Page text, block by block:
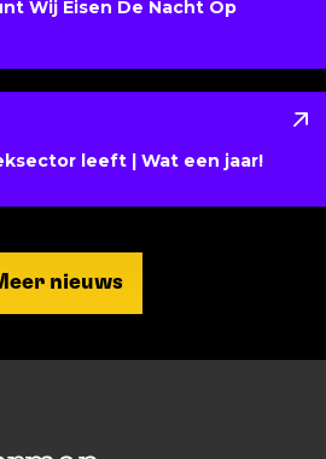
Wij Eisen De Nacht Op
leeft | Wat een jaar!
leeft | Wat een
nieuws